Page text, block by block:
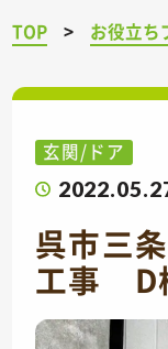
TOP お役立ち
玄関/ドア
呉市三
工事 D